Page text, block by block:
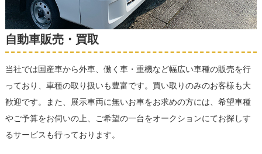
自動車販売・買取
当社では国産車から外車、働く車・重機など幅広い車種の販売を行
っており、車種の取り扱いも豊富です。買い取りのみのお客様も大
歓迎です。また、展示車両に無いお車をお求めの方には、希望車種
やご予算をお伺いの上、ご希望の一台をオークションにてお探しす
るサービスも行っております。